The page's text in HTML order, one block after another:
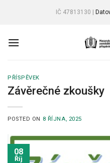
IČ 47813130 |
PŘÍSPĚVEK
Závěrečné zkoušky
POSTED ON 8 ŘÍJNA, 2025
08
Říj